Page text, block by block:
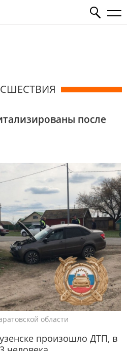
после
области
произошло ДТП, в